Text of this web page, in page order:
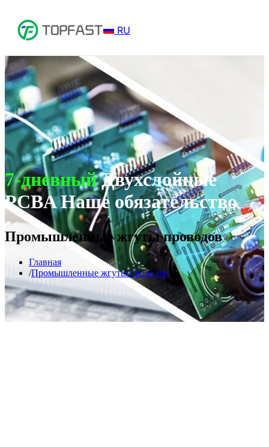
RU
7-дневныйДвухслойные
PCBA Наше обязательство
Промышленные жгуты проводов
Главная
Промышленные жгуты проводов